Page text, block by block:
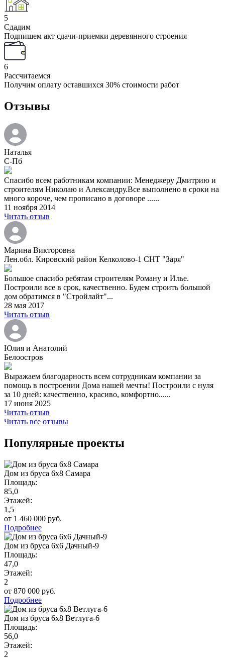
5
Сдадим
Подпишем акт сдачи-приемки деревянного строения
6
Рассчитаемся
Получим оплату оставшихся 30% стоимости работ
Отзывы
Наталья
С-Пб
Спасибо всем работникам компании: Менеджеру Дмитрию и
строителям Николаю и Александру.Все выполнено в сроки на
много короче, чем прописано в договоре ......
11 ноября 2014
Читать отзыв
Марина Викторовна
Лен.обл. Кировский район Келколово-1 СНТ "Заря"
Большое спасибо ребятам строителям Роману и Илье.
Построили все в срок, качественно. Будем строить большой
дом обратимся в "Стройлайт"...
28 мая 2017
Читать отзыв
Юлия и Анатолий
Белоостров
Выражаем благодарность всем сотрудникам компании за
помощь в построении Дома нашей мечты! Построили с нуля
за 10 дней: качественно, красиво, комфортно......
17 июня 2025
Читать отзыв
Читать все отзывы
Популярные проекты
Дом из бруса 6х8 Самара
Площадь:
85,0
Этажей:
1,5
от 1 460 000 руб.
Подробнее
Дом из бруса 6х6 Дачный-9
Площадь:
47,0
Этажей:
2
от 870 000 руб.
Подробнее
Дом из бруса 6х8 Ветлуга-6
Площадь:
56,0
Этажей:
2